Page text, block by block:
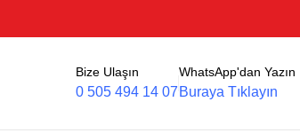
Bize Ulaşın
0 505 494 14 07
WhatsApp'dan Yazın
Buraya Tıklayın